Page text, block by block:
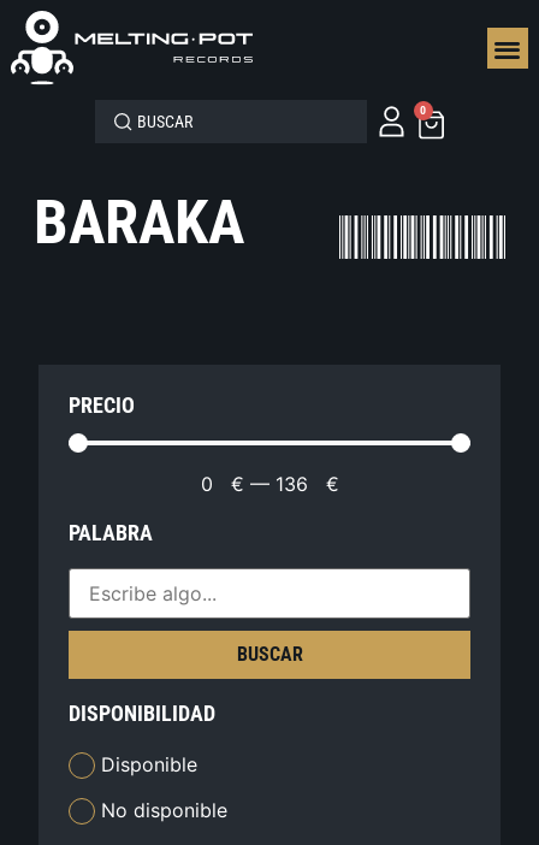
0
BARAKA
PRECIO
0 € — 136 €
PALABRA
BUSCAR
DISPONIBILIDAD
Disponible
No disponible